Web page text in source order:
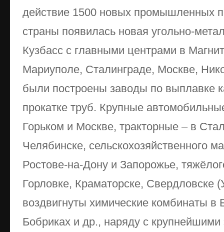
действие 1500 новых промышленных
страны появилась новая угольно-
Кузбасс с главными центрами в
Мариуполе, Сталинграде, Москве,
были построены заводы по выплавке
прокатке труб. Крупные
Горьком и Москве, тракторные – в
Челябинске, сельскохозяйственного
Ростове-на-Дону и Запорожье,
Горловке, Краматорске,
воздвигнуты химические комбинаты в
Бобриках и др., наряду с